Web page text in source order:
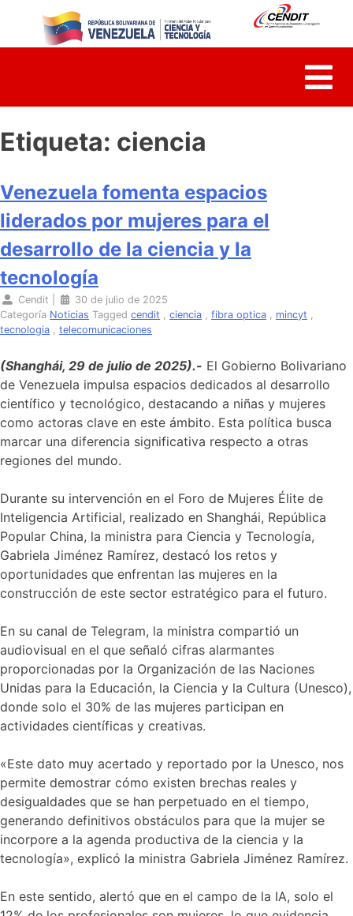
content
Etiqueta: ciencia
Venezuela fomenta espacios
liderados por mujeres para el
desarrollo de la ciencia y la
tecnología
Cendit
30 de julio de 2025
Categoría Noticias Tagged cendit ciencia fibra optica mincyt
tecnologia
telecomunicaciones
(Shanghái, 29 de julio de 2025).- El Gobierno Bolivariano
de Venezuela impulsa espacios dedicados al desarrollo
científico y tecnológico, destacando a niñas y mujeres
como actoras clave en este ámbito. Esta política busca
marcar una diferencia significativa respecto a otras
regiones del mundo.
Durante su intervención en el Foro de Mujeres Élite de
Inteligencia Artificial, realizado en Shanghái, República
Popular China, la ministra para Ciencia y Tecnología,
Gabriela Jiménez Ramírez, destacó los retos y
oportunidades que enfrentan las mujeres en la
construcción de este sector estratégico para el futuro.
En su canal de Telegram, la ministra compartió un
audiovisual en el que señaló cifras alarmantes
proporcionadas por la Organización de las Naciones
Unidas para la Educación, la Ciencia y la Cultura (Unesco),
donde solo el 30% de las mujeres participan en
actividades científicas y creativas.
«Este dato muy acertado y reportado por la Unesco, nos
permite demostrar cómo existen brechas reales y
desigualdades que se han perpetuado en el tiempo,
generando definitivos obstáculos para que la mujer se
incorpore a la agenda productiva de la ciencia y la
tecnología», explicó la ministra Gabriela Jiménez Ramírez.
En este sentido, alertó que en el campo de la IA, solo el